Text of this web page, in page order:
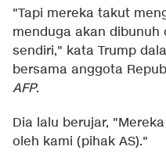
"Tapi mereka takut
menduga akan dibunuh
sendiri," kata Trump
bersama anggota
AFP.
Dia lalu berujar,
oleh kami (pihak AS)."